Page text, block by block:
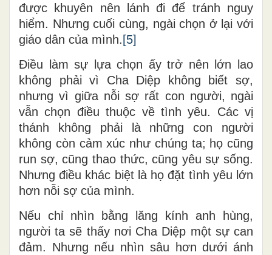
được khuyên nên lánh đi để tránh nguy
hiểm. Nhưng cuối cùng, ngài chọn ở lại với
giáo dân của mình. [5]
Điều làm sự lựa chọn ấy trở nên lớn lao
không phải vì Cha Diệp không biết sợ,
nhưng vì giữa nỗi sợ rất con người, ngài
vẫn chọn điều thuộc về tình yêu. Các vị
thánh không phải là những con người
không còn cảm xúc như chúng ta; họ cũng
run sợ, cũng thao thức, cũng yêu sự sống.
Nhưng điều khác biệt là họ đặt tình yêu lớn
hơn nỗi sợ của mình.
Nếu chỉ nhìn bằng lăng kính anh hùng,
người ta sẽ thấy nơi Cha Diệp một sự can
đảm. Nhưng nếu nhìn sâu hơn dưới ánh